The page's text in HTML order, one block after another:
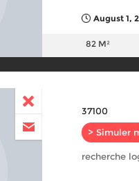
August 1,
82 M²
37100
> Simuler
recherche